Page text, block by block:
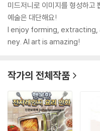
미드저니로 이미지를 형성하고
예술은 대단해요!
I enjoy forming,
ney. AI art is amazing!
작가의 전체작품